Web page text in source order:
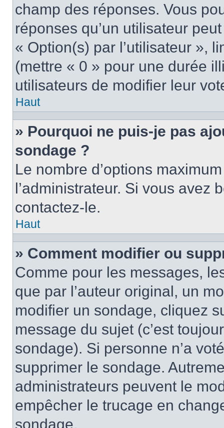
champ des réponses. Vous
réponses qu’un utilisateur
« Option(s) par l’utilisateur »,
(mettre « 0 » pour une durée
utilisateurs de modifier leur
Haut
» Pourquoi ne puis-je pas
sondage ?
Le nombre d’options
l’administrateur. Si vous avez
contactez-le.
Haut
» Comment modifier ou
Comme pour les messages,
que par l’auteur original, un
modifier un sondage, cliquez
message du sujet (c’est
sondage). Si personne n’a
supprimer le sondage.
administrateurs peuvent le
empêcher le trucage en
sondage.